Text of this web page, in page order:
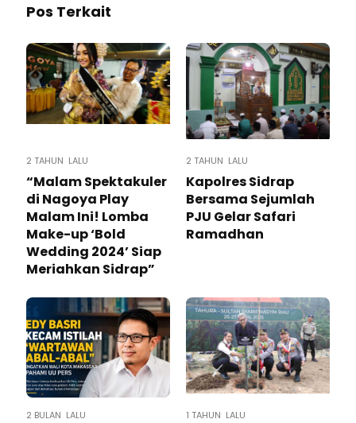
Pos Terkait
2 TAHUN LALU
“Malam Spektakuler
di Nagoya Play
Malam Ini! Lomba
Make-up ‘Bold
Wedding 2024’ Siap
Meriahkan Sidrap”
2 TAHUN LALU
Kapolres Sidrap
Bersama Sejumlah
PJU Gelar Safari
Ramadhan
2 BULAN LALU 1 TAHUN LALU